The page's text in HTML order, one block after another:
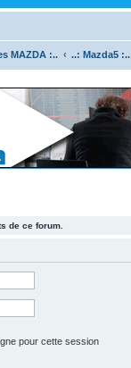
MAZDA :.. ..: Mazda5 :..
de ce forum.
pour cette session